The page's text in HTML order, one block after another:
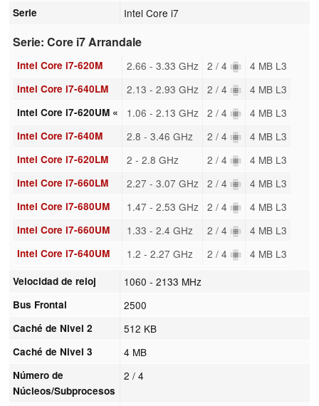
Serie Intel Core i7
Serie: Core i7 Arrandale
Intel Core i7-620M 2.66 - 3.33 GHz 2 / 4 4 MB L3
Intel Core i7-640LM 2.13 - 2.93 GHz 2 / 4 4 MB L3
Intel Core i7-620UM « 1.06 - 2.13 GHz 2 / 4 4 MB L3
Intel Core i7-640M 2.8 - 3.46 GHz 2 / 4 4 MB L3
Intel Core i7-620LM 2 - 2.8 GHz 2 / 4 4 MB L3
Intel Core i7-660LM 2.27 - 3.07 GHz 2 / 4 4 MB L3
Intel Core i7-680UM 1.47 - 2.53 GHz 2 / 4 4 MB L3
Intel Core i7-660UM 1.33 - 2.4 GHz 2 / 4 4 MB L3
Intel Core i7-640UM 1.2 - 2.27 GHz 2 / 4 4 MB L3
Velocidad de reloj 1060 - 2133 MHz
Bus Frontal 2500
Caché de Nivel 2 512 KB
Caché de Nivel 3 4 MB
Número de
Núcleos/Subprocesos
2 / 4